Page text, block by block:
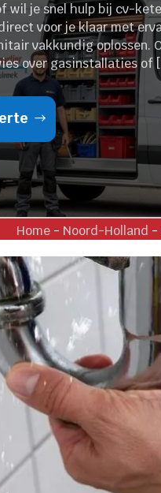
wil je snel hulp bij cv-
voor je klaar met
vakkundig oplossen.
over gasinstallaties of
Home - Noord-Holland -